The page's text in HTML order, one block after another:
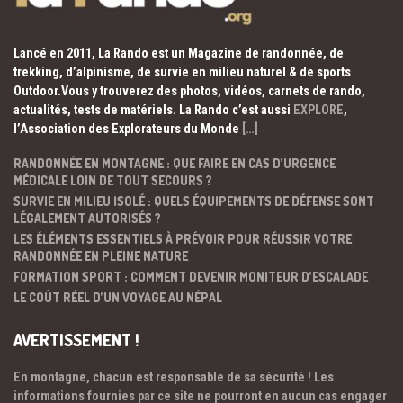
Lancé en 2011, La Rando est un Magazine de randonnée, de
trekking, d’alpinisme, de survie en milieu naturel & de sports
Outdoor.Vous y trouverez des photos, vidéos, carnets de rando,
actualités, tests de matériels. La Rando c’est aussi EXPLORE,
l’Association des Explorateurs du Monde […]
RANDONNÉE EN MONTAGNE : QUE FAIRE EN CAS D’URGENCE
MÉDICALE LOIN DE TOUT SECOURS ?
SURVIE EN MILIEU ISOLÉ : QUELS ÉQUIPEMENTS DE DÉFENSE SONT
LÉGALEMENT AUTORISÉS ?
LES ÉLÉMENTS ESSENTIELS À PRÉVOIR POUR RÉUSSIR VOTRE
RANDONNÉE EN PLEINE NATURE
FORMATION SPORT : COMMENT DEVENIR MONITEUR D’ESCALADE
LE COÛT RÉEL D’UN VOYAGE AU NÉPAL
AVERTISSEMENT !
En montagne, chacun est responsable de sa sécurité ! Les
informations fournies par ce site ne pourront en aucun cas engager